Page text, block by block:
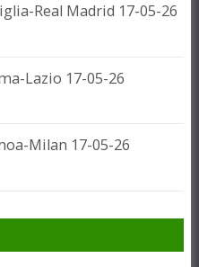
Real Madrid 17-05-26
Lazio 17-05-26
Milan 17-05-26